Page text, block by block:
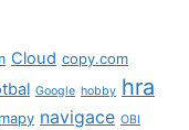
Cloud copy.com
Google hobby hra
mapy navigace OBI